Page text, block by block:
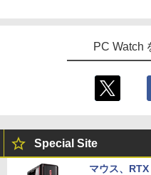
PC Watch
Special Site
マウス、